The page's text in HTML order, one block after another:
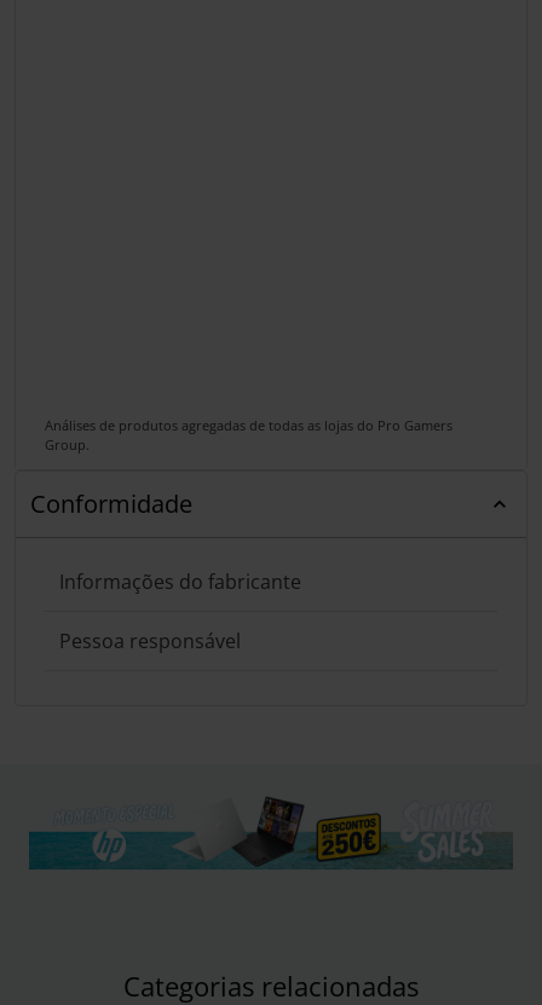
Análises de produtos agregadas de todas as lojas do Pro Gamers
Group.
Conformidade
Informações do fabricante
Pessoa responsável
Categorias relacionadas